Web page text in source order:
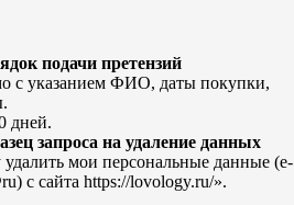
подачи претензий
с указанием ФИО, даты покупки,
дней.
запроса на удаление данных
мои персональные данные (e-
с сайта https://lovology.ru/».